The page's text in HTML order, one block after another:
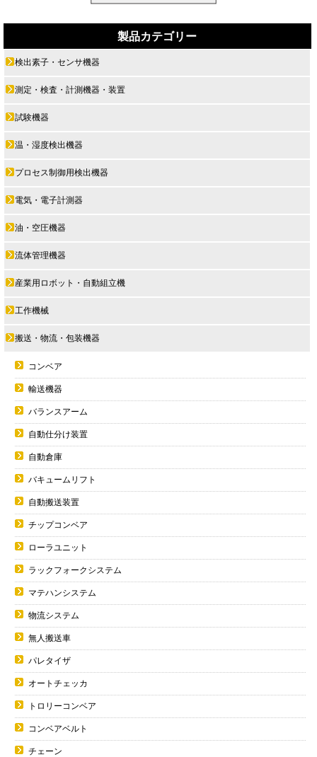
製品カテゴリー
検出素子・センサ機器
測定・検査・計測機器・装置
試験機器
温・湿度検出機器
プロセス制御用検出機器
電気・電子計測器
油・空圧機器
流体管理機器
産業用ロボット・自動組立機
工作機械
搬送・物流・包装機器
コンベア
輸送機器
バランスアーム
自動仕分け装置
自動倉庫
バキュームリフト
自動搬送装置
チップコンベア
ローラユニット
ラックフォークシステム
マテハンシステム
物流システム
無人搬送車
パレタイザ
オートチェッカ
トロリーコンベア
コンベアベルト
チェーン